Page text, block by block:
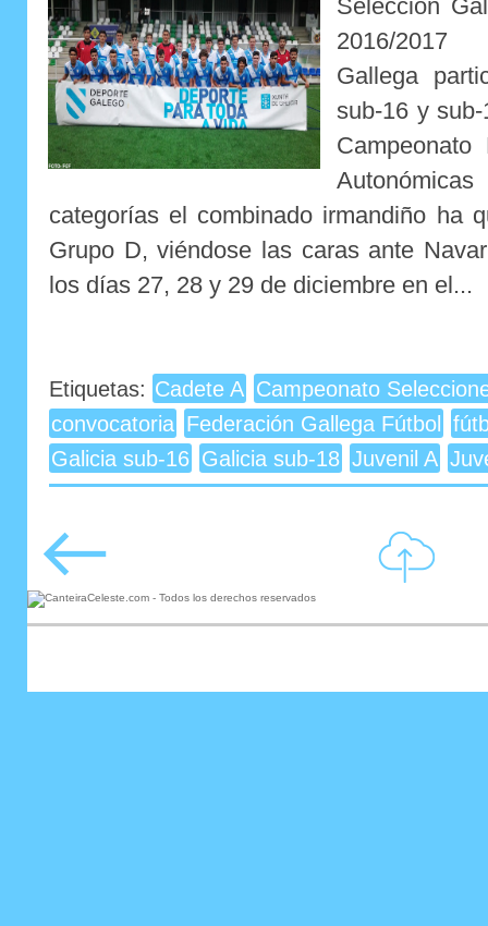
Selección
2016/
Gallega
sub-16 y
categorías el combinado irmandiño ha
Grupo D, viéndose las caras ante
los días 27, 28 y 29 de diciembre en el...
Etiquetas: Cadete A Campeonato
convocatoria Federación Gallega Fútbol
Galicia sub-16 Galicia sub-18 Juvenil A